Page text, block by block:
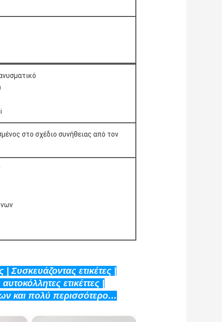
στο σχέδιο συνήθειας από τον
| Συσκευάζοντας ετικέτες |
ετικέττες |
και πολύ περισσότερο…